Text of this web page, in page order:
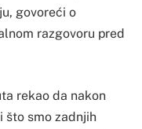
govoreći o
razgovoru pred
rekao da nakon
što smo zadnjih